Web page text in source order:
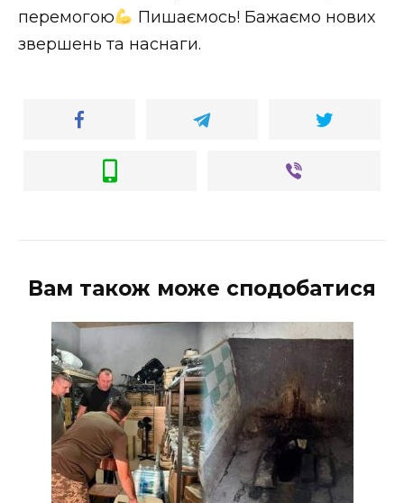
перемогою
Пишаємось! Бажаємо нових
звершень та наснаги.
Вам також може сподобатися